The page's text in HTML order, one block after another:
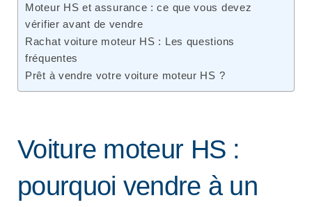
Moteur HS et assurance : ce que vous devez
vérifier avant de vendre
Rachat voiture moteur HS : Les questions
fréquentes
Prêt à vendre votre voiture moteur HS ?
Voiture moteur HS :
pourquoi vendre à un